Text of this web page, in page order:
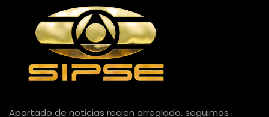
Apartado de noticias recien arreglado, seguimos